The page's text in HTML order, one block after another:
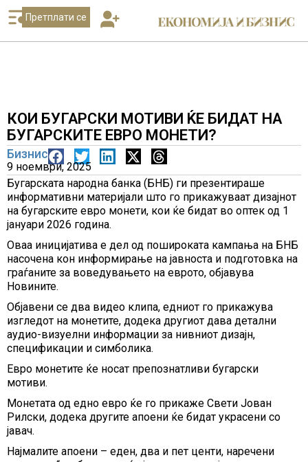
Претплати се
КОИ БУГАРСКИ МОТИВИ ЌЕ БИДАТ НА
БУГАРСКИТЕ ЕВРО МОНЕТИ?
Бизнис
9 ноември, 2025
Бугарската народна банка (БНБ) ги презентираше
информативни материјали што го прикажуваат дизајнот
на бугарските евро монети, кои ќе бидат во оптек од 1
јануари 2026 година.
Оваа иницијатива е дел од пошироката кампања на БНБ
насочена кон информирање на јавноста и подготовка на
граѓаните за воведувањето на еврото, објавува
Новините.
Објавени се два видео клипа, едниот го прикажува
изгледот на монетите, додека другиот дава детални
аудио-визуелни информации за нивниот дизајн,
спецификации и симболика.
Евро монетите ќе носат препознатливи бугарски
мотиви.
Монетата од едно евро ќе го прикаже Свети Јован
Рилски, додека другите апоени ќе бидат украсени со
јавач.
Најмалите апоени – еден, два и пет центи, наречени